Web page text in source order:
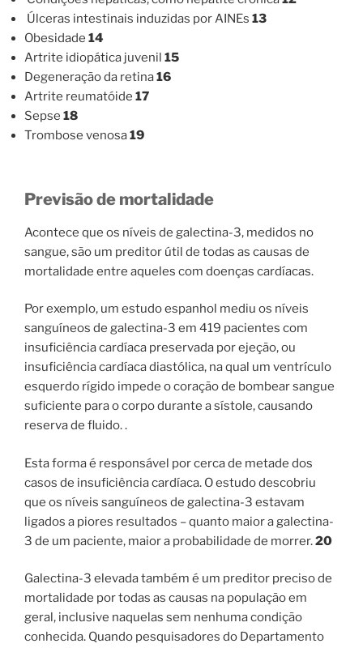
Úlceras intestinais induzidas por AINEs 13
Obesidade 14
Artrite idiopática juvenil 15
Degeneração da retina16
Artrite reumatóide 17
Sepse 18
Trombose venosa19
Previsão de mortalidade
Acontece que os níveis de galectina-3, medidos no
sangue, são um preditor útil de todas as causas de
mortalidade entre aqueles com doenças cardíacas.
Por exemplo, um estudo espanhol mediu os níveis
sanguíneos de galectina-3 em 419 pacientes com
insuficiência cardíaca preservada por ejeção, ou
insuficiência cardíaca diastólica, na qual um ventrículo
esquerdo rígido impede o coração de bombear sangue
suficiente para o corpo durante a sístole, causando
reserva de fluido. .
Esta forma é responsável por cerca de metade dos
casos de insuficiência cardíaca. O estudo descobriu
que os níveis sanguíneos de galectina-3 estavam
ligados a piores resultados – quanto maior a galectina-
3 de um paciente, maior a probabilidade de morrer.20
Galectina-3 elevada também é um preditor preciso de
mortalidade por todas as causas na população em
geral, inclusive naquelas sem nenhuma condição
conhecida. Quando pesquisadores do Departamento